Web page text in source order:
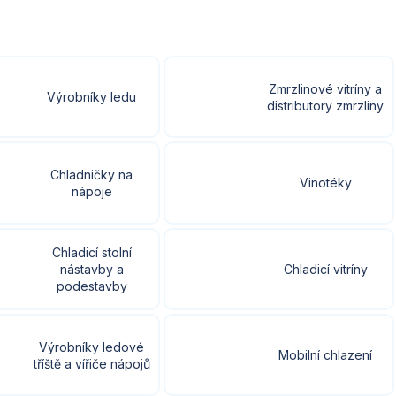
Výrobníky ledu
Zmrzlinové vitríny a
distributory zmrzliny
Chladničky na
nápoje
Vinotéky
Chladicí stolní
nástavby a
podestavby
Chladicí vitríny
Výrobníky ledové
tříště a vířiče nápojů
Mobilní chlazení